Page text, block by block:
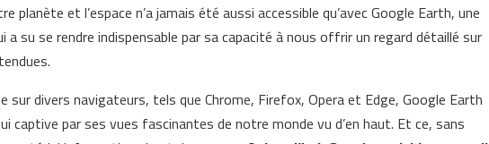
planète et l’espace n’a jamais été aussi accessible qu’avec Google Earth, une
a su se rendre indispensable par sa capacité à nous offrir un regard détaillé sur
sur divers navigateurs, tels que Chrome, Firefox, Opera et Edge, Google Earth
captive par ses vues fascinantes de notre monde vu d’en haut. Et ce, sans